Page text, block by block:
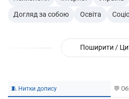
Догляд за собою Освіта
Поширити /
🧵 Нитки допису 💬